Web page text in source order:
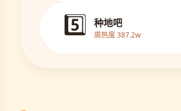
5️⃣ 种地吧
周热度 387.2w